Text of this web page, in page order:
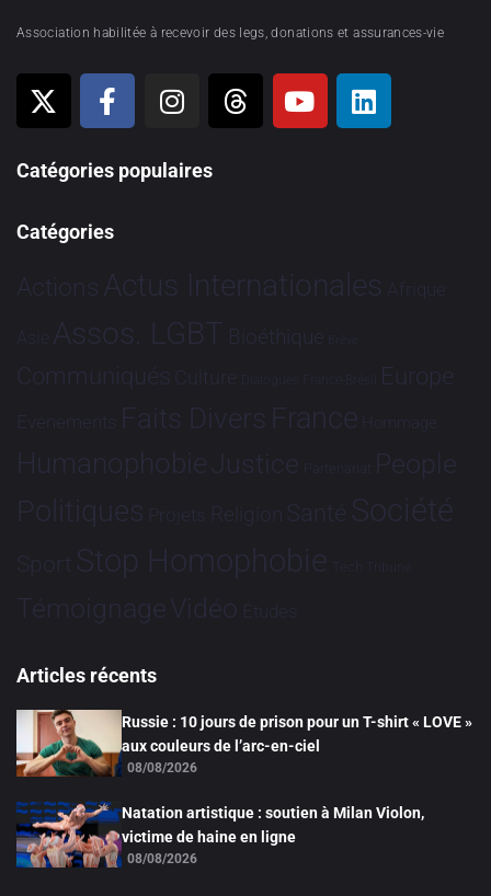
Association habilitée à recevoir des legs, donations et assurances-vie
Catégories populaires
Catégories
Actions Actus Internationales Afrique
Asie Assos. LGBT Bioéthique Brève
Communiqués Culture Dialogues France-Brésil Europe
Evénements Faits Divers France Hommage
HumanophobieJustice Partenariat People
Politiques Projets Religion Santé Société
Sport Stop Homophobie Tech Tribune
TémoignageVidéo Études
Articles récents
Russie : 10 jours de prison pour un T-shirt « LOVE »
aux couleurs de l’arc-en-ciel
08/08/2026
Natation artistique : soutien à Milan Violon,
victime de haine en ligne
08/08/2026